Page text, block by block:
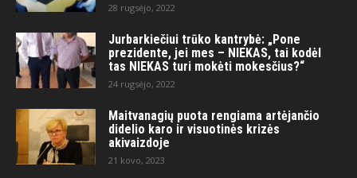
28 rugsėjo, 2022
Jurbarkiečiui trūko kantrybė: „Pone
prezidente, jei mes – NIEKAS, tai kodėl
tas NIEKAS turi mokėti mokesčius?“
24 rugsėjo, 2022
Maitvanagių puota rengiama artėjančio
didelio karo ir visuotinės krizės
akivaizdoje
21 kovo, 2023